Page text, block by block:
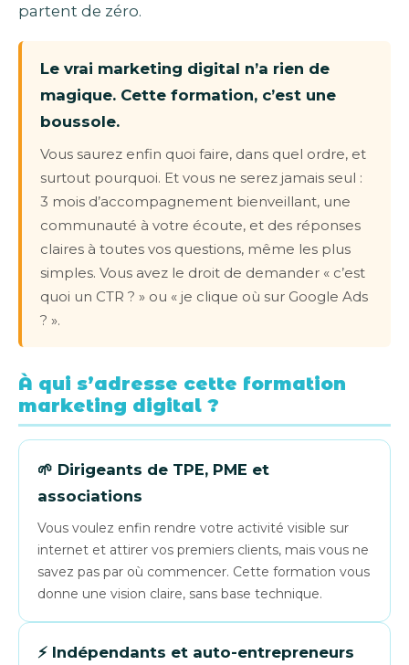
partent de zéro.
Le vrai marketing digital n’a rien de
magique. Cette formation, c’est une
boussole.
Vous saurez enfin quoi faire, dans quel ordre, et
surtout pourquoi. Et vous ne serez jamais seul :
3 mois d’accompagnement bienveillant, une
communauté à votre écoute, et des réponses
claires à toutes vos questions, même les plus
simples. Vous avez le droit de demander « c’est
quoi un CTR ? » ou « je clique où sur Google Ads
? ».
À qui s’adresse cette formation
marketing digital ?
🌱 Dirigeants de TPE, PME et
associations
Vous voulez enfin rendre votre activité visible sur
internet et attirer vos premiers clients, mais vous ne
savez pas par où commencer. Cette formation vous
donne une vision claire, sans base technique.
⚡ Indépendants et auto-entrepreneurs